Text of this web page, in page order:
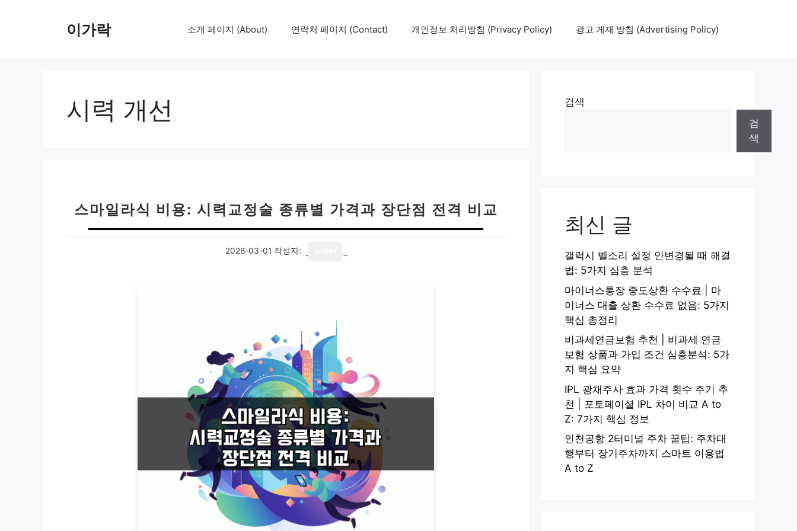
이가락 소개 페이지 (About) 연락처 페이지 (Contact) 개인정보 처리방침 (Privacy Policy) 광고 게재 방침 (Advertising Policy)
시력 개선
스마일라식 비용: 시력교정술 종류별 가격과 장단점 전격 비교
2026-03-01 작성자:
검색
검
색
최신 글
갤럭시 벨소리 설정 안변경될 때 해결
법: 5가지 심층 분석
마이너스통장 중도상환 수수료 | 마
이너스 대출 상환 수수료 없음: 5가지
핵심 총정리
비과세연금보험 추천 | 비과세 연금
보험 상품과 가입 조건 심층분석: 5가
지 핵심 요약
IPL 광채주사 효과 가격 횟수 주기 추
천 | 포토페이셜 IPL 차이 비교 A to
Z: 7가지 핵심 정보
인천공항 2터미널 주차 꿀팁: 주차대
행부터 장기주차까지 스마트 이용법
A to Z